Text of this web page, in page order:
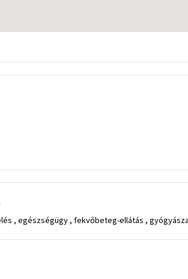
, egészségügy , fekvőbeteg-ellátás ,